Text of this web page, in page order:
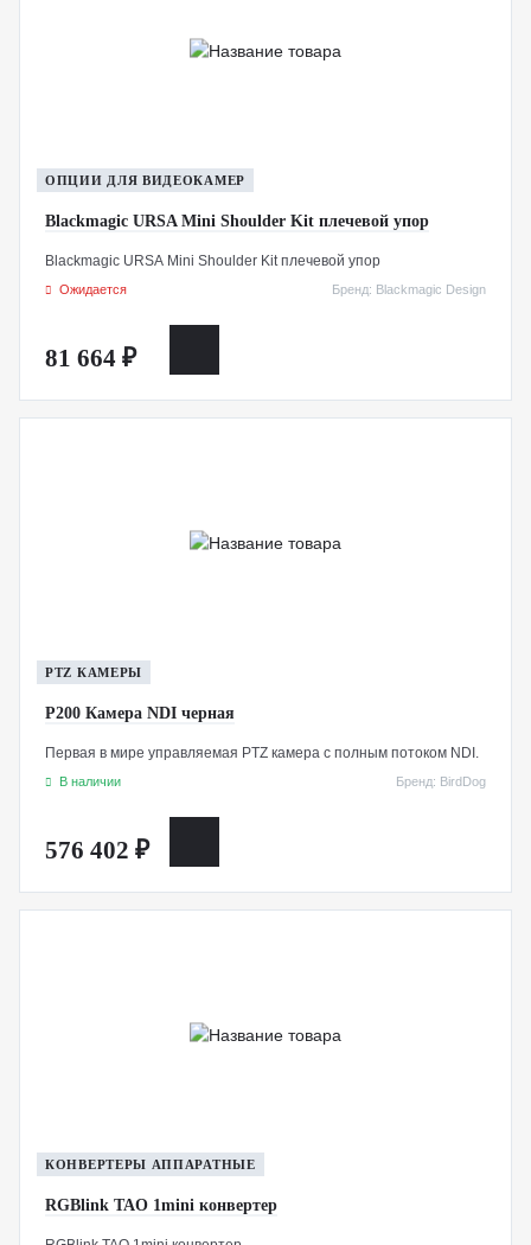
протяжении всего дня. Также предусмотрены внешний ЖК-
ОПЦИИ ДЛЯ ВИДЕОКАМЕР
Blackmagic URSA Mini Shoulder Kit плечевой упор
Blackmagic URSA Mini Shoulder Kit плечевой упор
Ожидается Бренд: Blackmagic Design
81 664 ₽
PTZ КАМЕРЫ
P200 Камера NDI черная
Первая в мире управляемая PTZ камера с полным потоком NDI.
В наличии Бренд: BirdDog
576 402 ₽
КОНВЕРТЕРЫ АППАРАТНЫЕ
RGBlink TAO 1mini конвертер